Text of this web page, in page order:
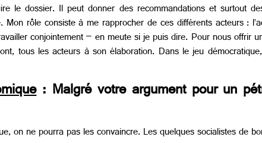
le dossier. Il peut donner des recommandations et surtout
rôle consiste à me rapprocher de ces différents acteurs :
conjointement – en meute si je puis dire. Pour nous offrir
tous les acteurs à son élaboration. Dans le jeu
: Malgré votre argument pour un
on ne pourra pas les convaincre. Les quelques socialistes de